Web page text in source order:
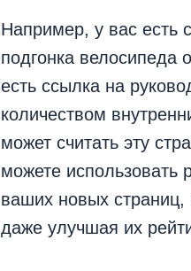
Например, у вас есть
подгонка велосипеда
есть ссылка на
количеством
может считать эту
можете использовать
ваших новых
даже улучшая их